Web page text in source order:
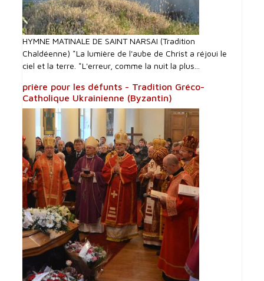
HYMNE MATINALE DE SAINT NARSAI (Tradition
Chaldéenne) *La lumière de l'aube de Christ a réjoui le
ciel et la terre. *L'erreur, comme la nuit la plus...
prière pour les défunts - Tradition Gréco-
Catholique Ukrainienne (Byzantin)